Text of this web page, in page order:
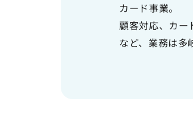
カード事業。
顧客対応、カー
など、業務は多